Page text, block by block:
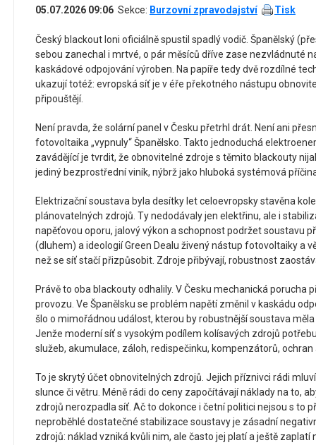
05.07.2026 09:06 Sekce: Burzovní zpravodajství Tisk
Český blackout loni oficiálně spustil spadlý vodič. Španělský
sebou zanechal i mrtvé, o pár měsíců dříve zase nezvládnuté
kaskádové odpojování výroben. Na papíře tedy dvě rozdílné
ukazují totéž: evropská síť je v éře překotného nástupu
připouštějí.
Není pravda, že solární panel v Česku přetrhl drát. Není ani
fotovoltaika „vypnuly“ Španělsko. Takto jednoduchá
zavádějící je tvrdit, že obnovitelné zdroje s těmito blackouty
jediný bezprostřední viník, nýbrž jako hluboká systémová
Elektrizační soustava byla desítky let celoevropsky stavěna
plánovatelných zdrojů. Ty nedodávaly jen elektřinu, ale i
napěťovou oporu, jalový výkon a schopnost podržet soustavu
(dluhem) a ideologií Green Dealu živený nástup fotovoltaiky a
než se síť stačí přizpůsobit. Zdroje přibývají, robustnost
Právě to oba blackouty odhalily. V Česku mechanická porucha
provozu. Ve Španělsku se problém napětí změnil v kaskádu
šlo o mimořádnou událost, kterou by robustnější soustava
Jenže moderní síť s vysokým podílem kolísavých zdrojů
služeb, akumulace, záloh, redispečinku, kompenzátorů, ochran
To je skrytý účet obnovitelných zdrojů. Jejich příznivci rádi
slunce či větru. Méně rádi do ceny započítávají náklady na to,
zdrojů nerozpadla síť. Ač to dokonce i četní politici nejsou s to
neproběhlé dostatečné stabilizace soustavy je zásadní
zdrojů: náklad vzniká kvůli nim, ale často jej platí a ještě